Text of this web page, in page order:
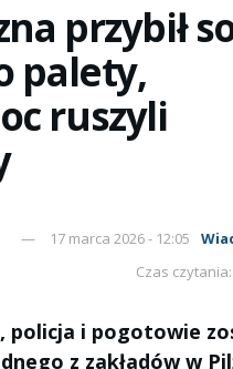
przybił
palety,
ruszyli
17 marca 2026 - 12:05
Czas
policja i pogotowie
z zakładów w